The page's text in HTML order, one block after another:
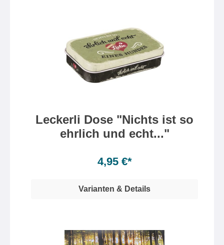
Leckerli Dose "Nichts ist so
ehrlich und echt..."
4,95 €*
Varianten & Details